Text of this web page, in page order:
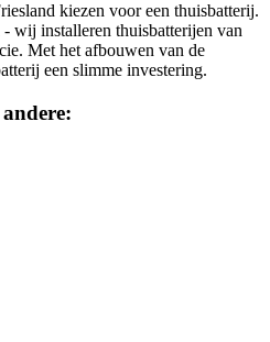
kiezen voor een thuisbatterij.
wij installeren thuisbatterijen van
Met het afbouwen van de
een slimme investering.